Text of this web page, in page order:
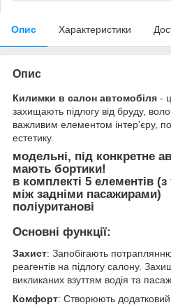
Опис Характеристики
Опис
Килимки в салон автомобіля -
захищають підлогу від бруду,
важливим елементом інтер'єру,
естетику.
модельні, під конкретне
мають бортики!
в комплекті 5 елементів
між задніми пасажирами)
поліуританові
Основні функції:
Захист: Запобігають
реагентів на підлогу салону.
викликаних взуттям водія та
Комфорт: Створюють